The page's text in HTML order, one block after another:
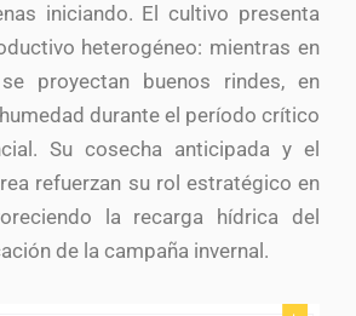
iniciando. El cultivo presenta
heterogéneo: mientras en
proyectan buenos rindes, en
durante el período crítico
Su cosecha anticipada y el
refuerzan su rol estratégico en
la recarga hídrica del
de la campaña invernal.